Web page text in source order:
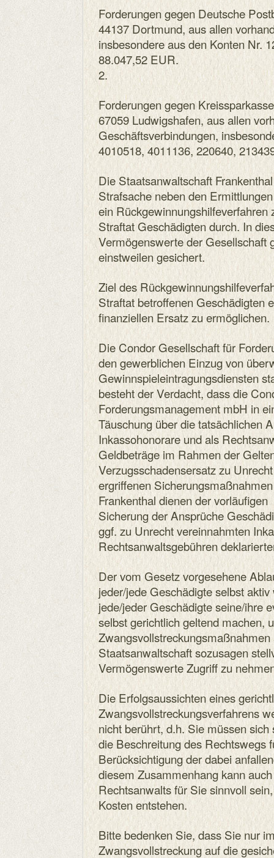
Forderungen gegen Deutsche
44137 Dortmund, aus allen
insbesondere aus den Konten Nr.
88.047,52 EUR.
2.
Forderungen gegen
67059 Ludwigshafen, aus allen
Geschäftsverbindungen,
4010518, 4011136, 220640,
Die Staatsanwaltschaft
Strafsache neben den
ein Rückgewinnungshilfeverfahren
Straftat Geschädigten durch. In
Vermögenswerte der Gesellschaft
einstweilen gesichert.
Ziel des
Straftat betroffenen Geschädigten
finanziellen Ersatz zu ermöglichen.
Die Condor Gesellschaft für
den gewerblichen Einzug von
Gewinnspieleintragungsdiensten
besteht der Verdacht, dass die
Forderungsmanagement mbH in
Täuschung über die tatsächlichen
Inkassohonorare und als
Geldbeträge im Rahmen der
Verzugsschadensersatz zu
ergriffenen
Frankenthal dienen der vorläufigen
Sicherung der Ansprüche
ggf. zu Unrecht vereinnahmten
Rechtsanwaltsgebühren
Der vom Gesetz vorgesehene
jeder/jede Geschädigte selbst
jede/jeder Geschädigte seine/ihre
selbst gerichtlich geltend machen,
Staatsanwaltschaft sozusagen
Vermögenswerte Zugriff zu
Die Erfolgsaussichten eines
Zwangsvollstreckungsverfahrens
nicht berührt, d.h. Sie müssen
die Beschreitung des Rechtswegs
Berücksichtigung der dabei
diesem Zusammenhang kann
Rechtsanwalts für Sie sinnvoll
Kosten entstehen.
Bitte bedenken Sie, dass Sie nur
Zwangsvollstreckung auf die